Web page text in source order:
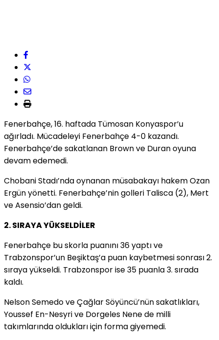
Fenerbahçe, 16. haftada Tümosan Konyaspor’u
ağırladı. Mücadeleyi Fenerbahçe 4-0 kazandı.
Fenerbahçe’de sakatlanan Brown ve Duran oyuna
devam edemedi.
Chobani Stadı’nda oynanan müsabakayı hakem Ozan
Ergün yönetti. Fenerbahçe’nin golleri Talisca (2), Mert
ve Asensio’dan geldi.
2. SIRAYA YÜKSELDİLER
Fenerbahçe bu skorla puanını 36 yaptı ve
Trabzonspor’un Beşiktaş’a puan kaybetmesi sonrası 2.
sıraya yükseldi. Trabzonspor ise 35 puanla 3. sırada
kaldı.
Nelson Semedo ve Çağlar Söyüncü’nün sakatlıkları,
Youssef En-Nesyri ve Dorgeles Nene de milli
takımlarında oldukları için forma giyemedi.